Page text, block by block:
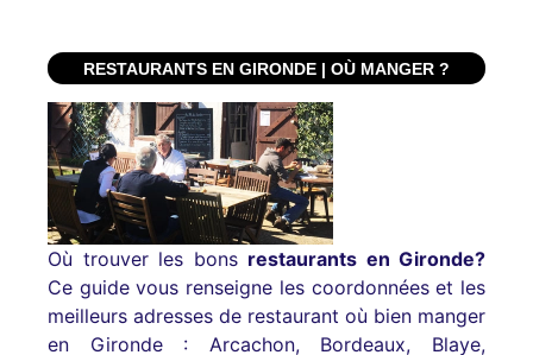
RESTAURANTS EN GIRONDE | OÙ MANGER ?
Où trouver les bons restaurants en Gironde?
Ce guide vous renseigne les coordonnées et les
meilleurs adresses de restaurant où bien manger
en Gironde : Arcachon, Bordeaux, Blaye,